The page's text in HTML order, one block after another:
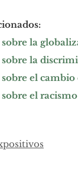
la
sobre la
sobre el
el racismo